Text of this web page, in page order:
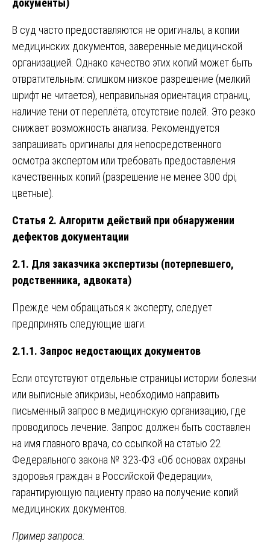
документы)
В суд часто предоставляются не оригиналы, а копии
медицинских документов, заверенные медицинской
организацией. Однако качество этих копий может быть
отвратительным: слишком низкое разрешение (мелкий
шрифт не читается), неправильная ориентация страниц,
наличие тени от переплёта, отсутствие полей. Это резко
снижает возможность анализа. Рекомендуется
запрашивать оригиналы для непосредственного
осмотра экспертом или требовать предоставления
качественных копий (разрешение не менее 300 dpi,
цветные).
Статья 2. Алгоритм действий при обнаружении
дефектов документации
2.1. Для заказчика экспертизы (потерпевшего,
родственника, адвоката)
Прежде чем обращаться к эксперту, следует
предпринять следующие шаги:
2.1.1. Запрос недостающих документов
Если отсутствуют отдельные страницы истории болезни
или выписные эпикризы, необходимо направить
письменный запрос в медицинскую организацию, где
проводилось лечение. Запрос должен быть составлен
на имя главного врача, со ссылкой на статью 22
Федерального закона № 323-ФЗ «Об основах охраны
здоровья граждан в Российской Федерации»,
гарантирующую пациенту право на получение копий
медицинских документов.
Пример запроса: